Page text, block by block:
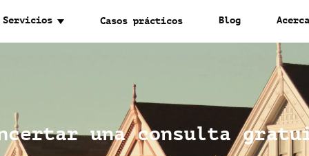
Servicios Casos prácticos Blog
una consulta